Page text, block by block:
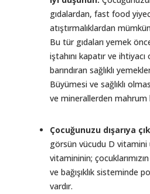
gıdalardan, fast food
atıştırmalıklardan
Bu tür gıdaları yemek
iştahını kapatır ve
barındıran sağlıklı
Büyümesi ve sağlıklı
ve minerallerden mahrum
Çocuğunuzu dışarıya
görsün vücudu D vitamini
vitamininin;
ve bağışıklık sisteminde
vardır.